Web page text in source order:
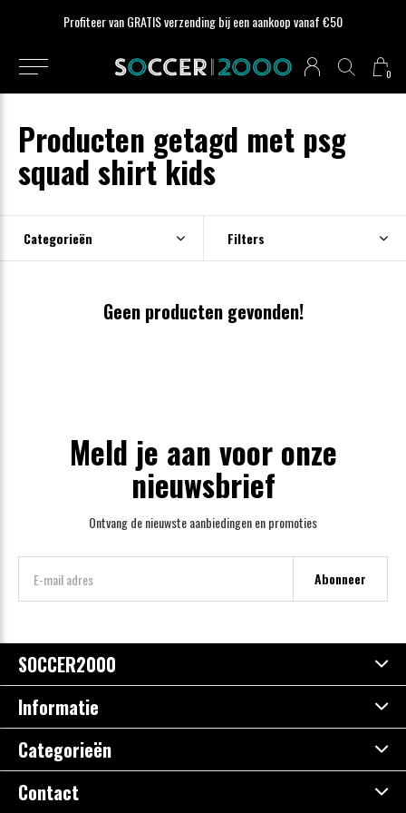
0
Profiteer van GRATIS verzending bij een aankoop vanaf €50
Producten getagd met psg
squad shirt kids
Categorieën Filters
Geen producten gevonden!
Meld je aan voor onze
nieuwsbrief
Ontvang de nieuwste aanbiedingen en promoties
Abonneer
SOCCER2000
Informatie
Categorieën
Contact